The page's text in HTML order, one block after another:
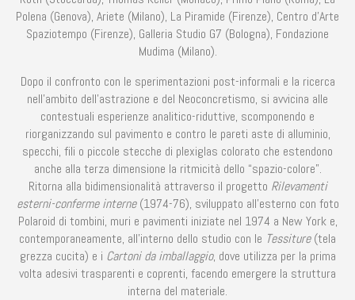
Polena (Genova), Ariete (Milano), La Piramide (Firenze), Centro d’Arte
Spaziotempo (Firenze), Galleria Studio G7 (Bologna), Fondazione
Mudima (Milano).
Dopo il confronto con le sperimentazioni post-informali e la ricerca
nell’ambito dell’astrazione e del Neoconcretismo, si avvicina alle
contestuali esperienze analitico-riduttive, scomponendo e
riorganizzando sul pavimento e contro le pareti aste di alluminio,
specchi, fili o piccole stecche di plexiglas colorato che estendono
anche alla terza dimensione la ritmicità dello “spazio-colore”.
Ritorna alla bidimensionalità attraverso il progetto Rilevamenti
esterni-conferme interne(1974-76), sviluppato all’esterno con foto
Polaroid di tombini, muri e pavimenti iniziate nel 1974 a New York e,
contemporaneamente, all’interno dello studio con le Tessiture(tela
grezza cucita) e i Cartoni da imballaggio, dove utilizza per la prima
volta adesivi trasparenti e coprenti, facendo emergere la struttura
interna del materiale.